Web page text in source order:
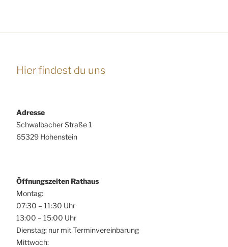
Hier findest du uns
Adresse
Schwalbacher Straße 1
65329 Hohenstein
Öffnungszeiten Rathaus
Montag:
07:30 – 11:30 Uhr
13:00 – 15:00 Uhr
Dienstag: nur mit Terminvereinbarung
Mittwoch: